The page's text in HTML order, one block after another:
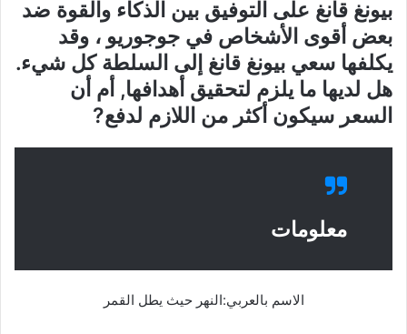
بيونغ قانغ على التوفيق بين الذكاء والقوة ضد
بعض أقوى الأشخاص في جوجوريو ، وقد
يكلفها سعي بيونغ قانغ إلى السلطة كل شيء.
هل لديها ما يلزم لتحقيق أهدافها, أم أن
السعر سيكون أكثر من اللازم لدفع?
معلومات
الاسم بالعربي:النهر حيث يطل القمر